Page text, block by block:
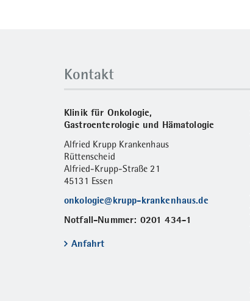
Kontakt
Klinik für Onkologie,
Gastroenterologie und Hämatologie
Alfried Krupp Krankenhaus
Rüttenscheid
Alfried-Krupp-Straße 21
45131 Essen
onkologie@krupp-krankenhaus.de
Notfall-Nummer: 0201 434-1
Anfahrt